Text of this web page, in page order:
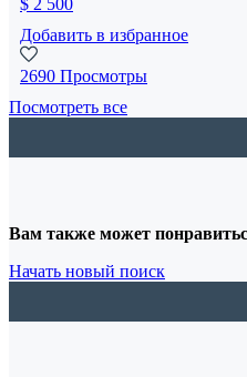
$ 2 500
Добавить в избранное
2690 Просмотры
Посмотреть все
Вам также может
Начать новый поиск